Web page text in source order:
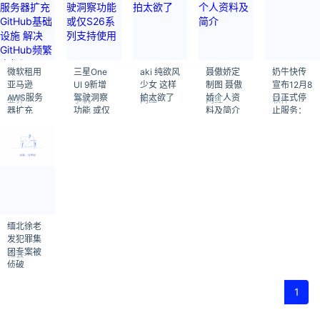
微软租用
亚马逊
AWS服务
器扩充
础设施 解
决GitHub
业界
三星One
UI 9新增
驾驶洞察
功能 或仅
手机
aki 纯欲风
少女 这样
拍太欲了
网红
聂傲娇定
制图 聂傲
娇个人资
料及简介
网红
奶牛快传
宣布12月8
日正式停
止服务：
软件
缅北徐老
发犯罪集
团专案被
侦破
社会
1